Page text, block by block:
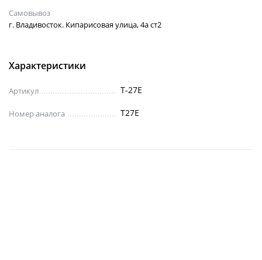
Самовывоз
г. Владивосток. Кипарисовая улица, 4а ст2
Характеристики
Артикул T-27E
Номер аналога T27E